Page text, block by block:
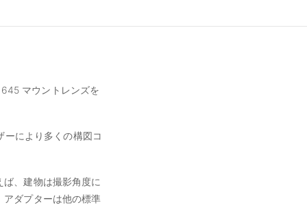
マウントレンズを
ーにより多くの構図コ
、建物は撮影角度に
ダプターは他の標準